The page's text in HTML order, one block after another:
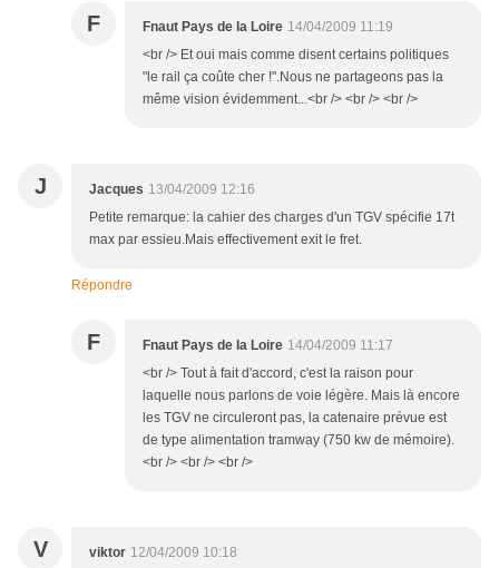
F Fnaut Pays de la Loire 14/04/2009 11:19
<br /> Et oui mais comme disent certains politiques
"le rail ça coûte cher !".Nous ne partageons pas la
même vision évidemment...<br /> <br /> <br />
J Jacques 13/04/2009 12:16
Petite remarque: la cahier des charges d'un TGV spécifie 17t
max par essieu.Mais effectivement exit le fret.
Répondre
F Fnaut Pays de la Loire 14/04/2009 11:17
<br /> Tout à fait d'accord, c'est la raison pour
laquelle nous parlons de voie légère. Mais là encore
les TGV ne circuleront pas, la catenaire prévue est
de type alimentation tramway (750 kw de mémoire).
<br /> <br /> <br />
V viktor 12/04/2009 10:18